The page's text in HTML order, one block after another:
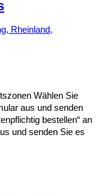
Wählen Sie
aus und senden
bestellen“ an
und senden Sie es